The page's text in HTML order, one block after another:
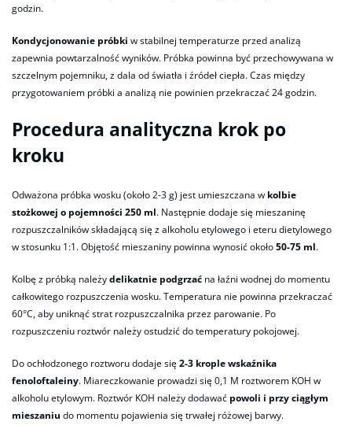
godzin.
Kondycjonowanie próbki w stabilnej temperaturze przed analizą
zapewnia powtarzalność wyników. Próbka powinna być przechowywana w
szczelnym pojemniku, z dala od światła i źródeł ciepła. Czas między
przygotowaniem próbki a analizą nie powinien przekraczać 24 godzin.
Procedura analityczna krok po
kroku
Odważona próbka wosku (około 2-3 g) jest umieszczana w kolbie
stożkowej o pojemności 250 ml. Następnie dodaje się mieszaninę
rozpuszczalników składającą się z alkoholu etylowego i eteru dietylowego
w stosunku 1:1. Objętość mieszaniny powinna wynosić około50-75 ml.
Kolbę z próbką należydelikatnie podgrzać na łaźni wodnej do momentu
całkowitego rozpuszczenia wosku. Temperatura nie powinna przekraczać
60°C, aby uniknąć strat rozpuszczalnika przez parowanie. Po
rozpuszczeniu roztwór należy ostudzić do temperatury pokojowej.
Do ochłodzonego roztworu dodaje się2-3 krople wskaźnika
fenoloftaleiny. Miareczkowanie prowadzi się 0,1 M roztworem KOH w
alkoholu etylowym. Roztwór KOH należy dodawać powoli i przy ciągłym
mieszaniu do momentu pojawienia się trwałej różowej barwy.